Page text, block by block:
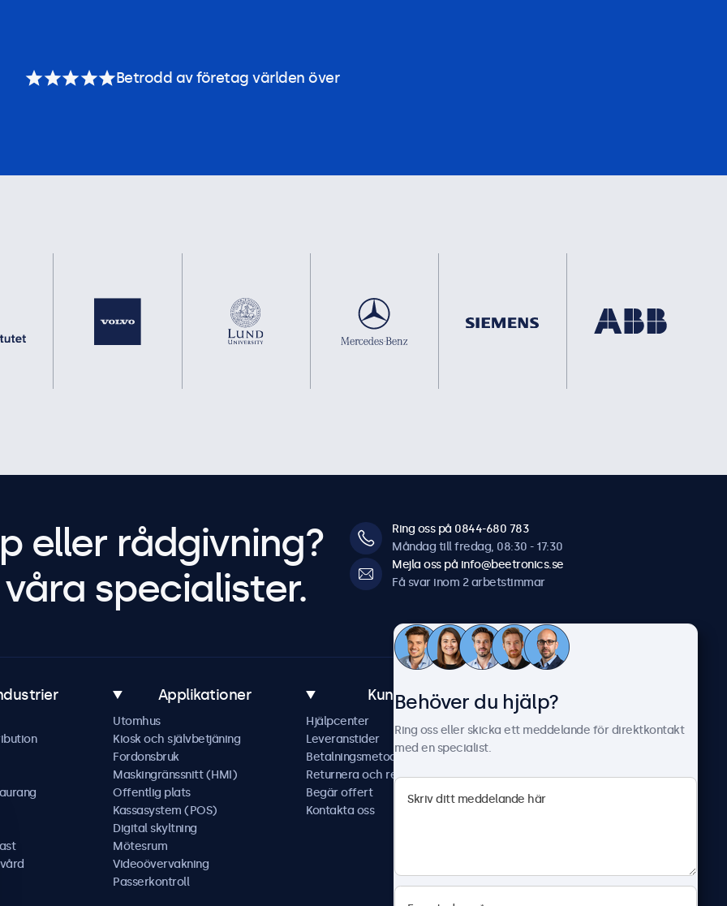
Betrodd av företag världen över
eller rådgivning?
specialister.
Ring oss på 0844-680 783
Måndag till fredag, 08:30 - 17:30
Mejla oss på info@beetronics.se
Få svar inom 2 arbetstimmar
Applikationer
Utomhus
Kiosk och självbetjäning
Fordonsbruk
Maskingränssnitt (HMI)
Offentlig plats
Kassasystem (POS)
Digital skyltning
Mötesrum
Videoövervakning
Passerkontroll
Kundtjänst
Hjälpcenter
Leveranstider
Betalningsmetoder
Returnera och reparera
Begär offert
Kontakta oss
Om Beetronics
Jobba hos oss
Allmänna villkor
Behöver du hjälp?
Ring oss eller skicka ett meddelande för direktkontakt
med en specialist.